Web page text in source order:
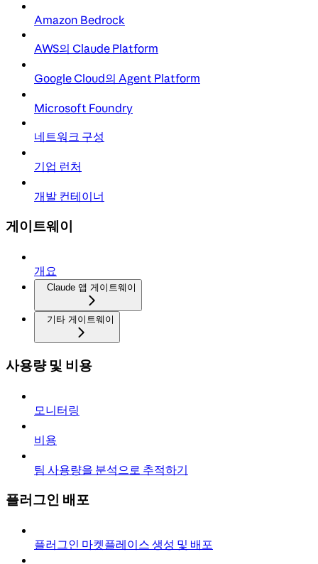
Amazon Bedrock
AWS의 Claude Platform
Google Cloud의 Agent Platform
Microsoft Foundry
네트워크 구성
기업 런처
개발 컨테이너
게이트웨이
개요
Claude 앱 게이트웨이
기타 게이트웨이
사용량 및 비용
모니터링
비용
팀 사용량을 분석으로 추적하기
플러그인 배포
플러그인 마켓플레이스 생성 및 배포